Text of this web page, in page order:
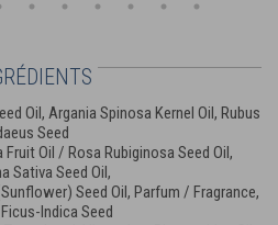
Oil, Argania Spinosa Kernel Oil, Rubus
Seed
Fruit Oil / Rosa Rubiginosa Seed Oil,
Sativa Seed Oil,
Seed Oil, Parfum / Fragrance,
Indica Seed